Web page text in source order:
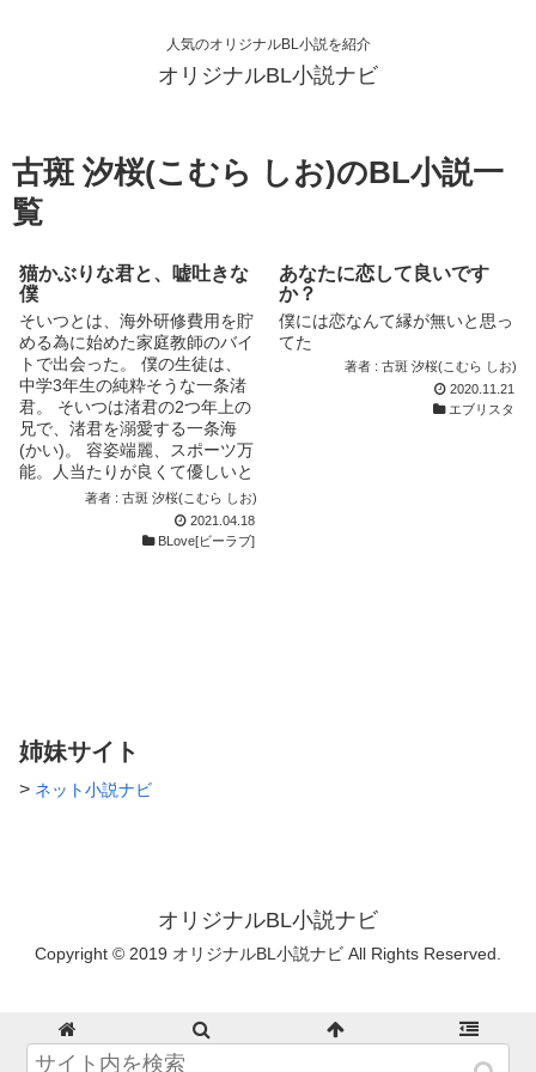
人気のオリジナルBL小説を紹介
オリジナルBL小説ナビ
古斑 汐桜(こむら しお)のBL小説一
覧
猫かぶりな君と、嘘吐きな
僕
そいつとは、海外研修費用を貯
める為に始めた家庭教師のバイ
トで出会った。 僕の生徒は、
中学3年生の純粋そうな一条渚
君。 そいつは渚君の2つ年上の
兄で、渚君を溺愛する一条海
(かい)。 容姿端麗、スポーツ万
能。人当たりが良くて優しいと
噂の優等生。 でも、見るから
に猫を被った本音を見せない笑
顔を浮かべて、子供らしからぬ
著者 : 古斑 汐桜(こむら しお)
2021.04.18
BLove[ビーラブ]
あなたに恋して良いです
か？
僕には恋なんて縁が無いと思っ
てた
著者 : 古斑 汐桜(こむら しお)
2020.11.21
エブリスタ
姉妹サイト
> ネット小説ナビ
オリジナルBL小説ナビ
Copyright © 2019 オリジナルBL小説ナビ All Rights Reserved.
ホーム